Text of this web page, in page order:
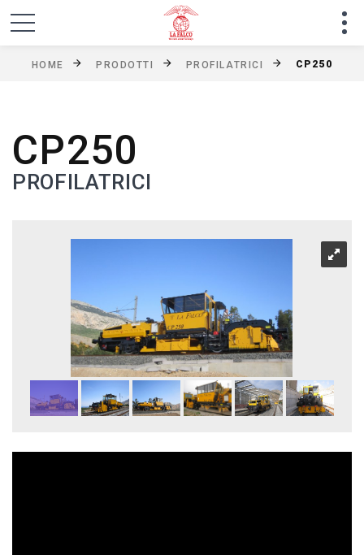
HOME PRODOTTI PROFILATRICI CP250
CP250
PROFILATRICI